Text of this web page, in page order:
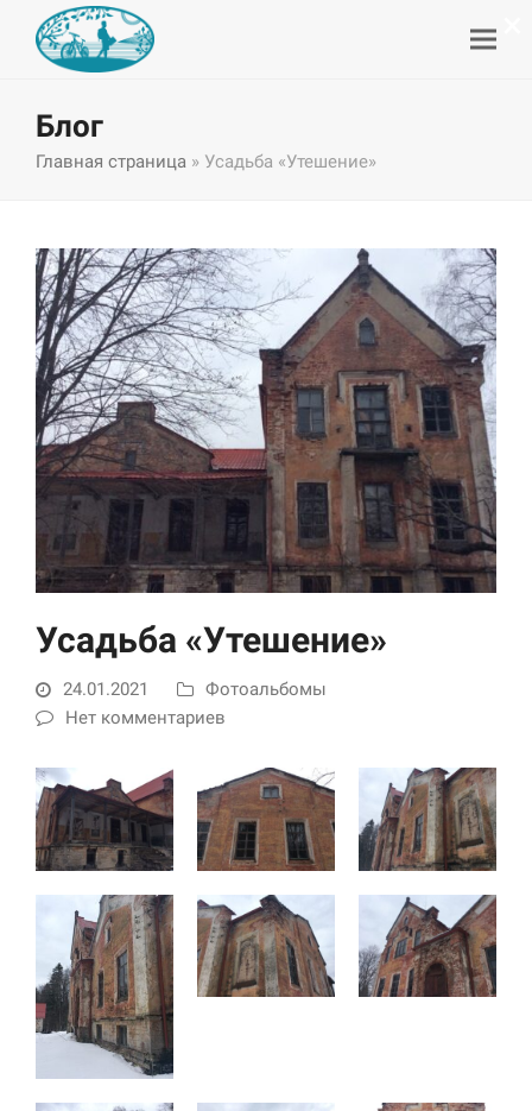
Блог
Главная страница » Усадьба «Утешение»
Усадьба «Утешение»
24.01.2021
Фотоальбомы
Нет комментариев
Необходимые
Использование
этих файлов cookie
обязательно. Они
функционирования
веб-сайта.
функциональность